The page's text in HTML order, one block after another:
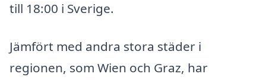
till 18:00 i Sverige.
Jämfört med andra stora städer i
regionen, som Wien och Graz, har